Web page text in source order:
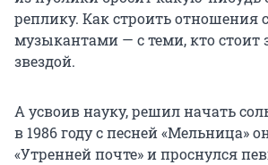
реплику. Как строить отношения с
музыкантами — с теми, кто стоит
звездой.
А усвоив науку, решил начать
в 1986 году с песней «Мельница»
«Утренней почте» и проснулся